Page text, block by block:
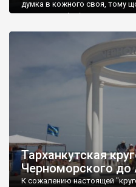
думка в кожного своя, тому
запрошую відвідати це
Тарханкутская
Черноморского
К сожалению настоящей